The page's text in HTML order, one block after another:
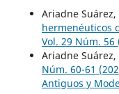
Ariadne Suárez,
hermenéuticos
Vol. 29 Núm.
Ariadne Suárez,
Núm. 60-61
Antiguos y